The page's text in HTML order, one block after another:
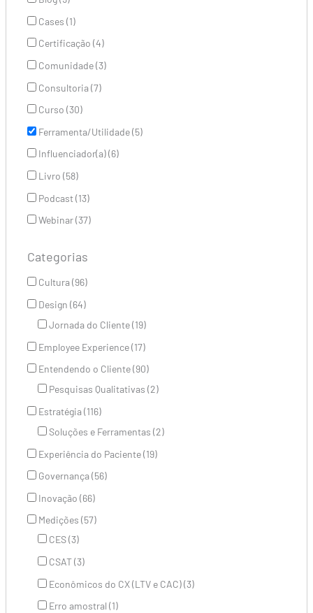
Cases (1)
Certificação (4)
Comunidade (3)
Consultoria (7)
Curso (30)
Ferramenta/Utilidade (5)
Influenciador(a) (6)
Livro (58)
Podcast (13)
Webinar (37)
Categorias
Cultura (96)
Design (64)
Jornada do Cliente (19)
Employee Experience (17)
Entendendo o Cliente (90)
Pesquisas Qualitativas (2)
Estratégia (116)
Soluções e Ferramentas (2)
Experiência do Paciente (19)
Governança (56)
Inovação (66)
Medições (57)
CES (3)
CSAT (3)
Econômicos do CX (LTV e CAC) (3)
Erro amostral (1)